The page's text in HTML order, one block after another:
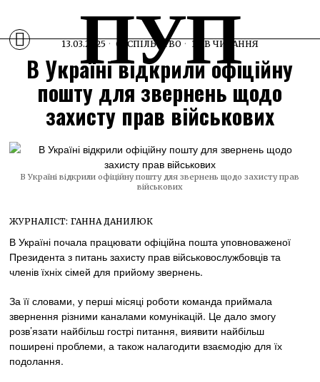
ПУП
13.03.2025 СУСПІЛЬСТВО 1 ХВ ЧИТАННЯ
В Україні відкрили офіційну
пошту для звернень щодо
захисту прав військових
В Україні відкрили офіційну пошту для звернень щодо захисту прав
військових
ЖУРНАЛІСТ: ГАННА ДАНИЛЮК
В Україні почала працювати офіційна пошта уповноваженої
Президента з питань захисту прав військовослужбовців та
членів їхніх сімей для прийому звернень.
За її словами, у перші місяці роботи команда приймала
звернення різними каналами комунікацій. Це дало змогу
розв’язати найбільш гострі питання, виявити найбільш
поширені проблеми, а також налагодити взаємодію для їх
подолання.